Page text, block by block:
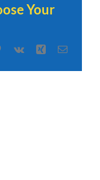
Your
Pinterest
Vk Xing E-